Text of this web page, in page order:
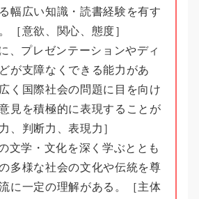
幅広い知識・読書経験を有す
［意欲、関心、態度］
、プレゼンテーションやディ
が支障なくできる能力があ
く国際社会の問題に目を向け
見を積極的に表現することが
、判断力、表現力］
文学・文化を深く学ぶととも
多様な社会の文化や伝統を尊
に一定の理解がある。［主体